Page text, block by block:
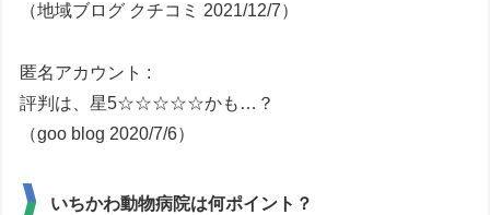
（地域ブログ クチコミ 2021/12/7）
匿名アカウント :
評判は、星5☆☆☆☆☆かも…？
（goo blog 2020/7/6）
いちかわ動物病院は何ポイント？